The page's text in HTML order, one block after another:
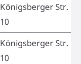
Königsberger Str.
10
Königsberger Str.
10